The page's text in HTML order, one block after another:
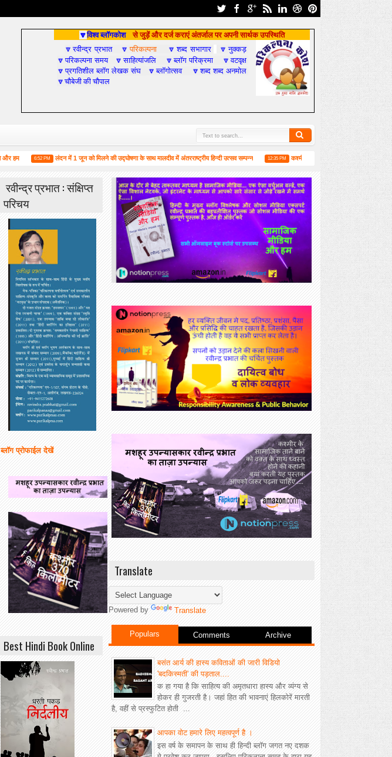
🔽विश्व ब्लॉगकोश से जुड़ें और दर्ज कराएं अंतर्जाल पर अपनी सार्थक उपस्थिति
🔽रवीन्द्र प्रभात 🔽परिकल्पना 🔽शब्द सभागार 🔽नुक्कड़
🔽परिकल्पना समय 🔽साहित्यांजलि 🔽ब्लॉग परिक्रमा 🔽वटवृक्ष
🔽प्रगतिशील ब्लॉग लेखक संघ 🔽ब्लॉगोत्सव 🔽शब्द शब्द अनमोल
🔽चौबेजी की चौपाल
6:52 PM लंदन में 1 जून को मिलने की उद्घोषणा के साथ मालदीव में अंतरराष्ट्रीय हिन्दी उत्सव सम्पन्न 12:35 PM कश्मीर पर आधारित यह उपन्यास आपको जरूर पढ़ना
Translate
Powered by Translate
Populars Comments Archive
बसंत आर्य की हास्य कविताओं की जारी विडियो
'बदकिस्मती' की पड़ताल....
क हा गया है कि साहित्य की अमृतधारा हास्य और व्यंग्य से
होकर ही गुजरती है। जहां हित की भावनाएं हिलकोरें मारती
है, वहीं से प्रस्फुटित होती ...
आपका वोट हमारे लिए महत्वपूर्ण है ।
इस वर्ष के समापन के साथ ही हिन्दी ब्लॉग जगत नए दशक
रवीन्द्र प्रभात : संक्षिप्त
परिचय
ब्लॉग प्रोफाईल देखें
Best Hindi Book Online